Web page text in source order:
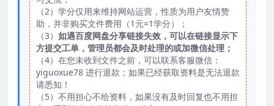
（2）学分仅用来维持网站运营，性质为用户友情赞
助，并非购买文件费用（1元=1学分）；
（3） 如遇百度网盘分享链接失效，可以在链接显示下
方提交工单，管理员都会及时处理的或加微信处理；
（4）在您未收到文件之前，可以联系客服微信：
yiguoxue78 进行退款；如果已经获取资料是无法退款
请悉知！
（5）不用担心不给资料，如果没有及时回复也不用担